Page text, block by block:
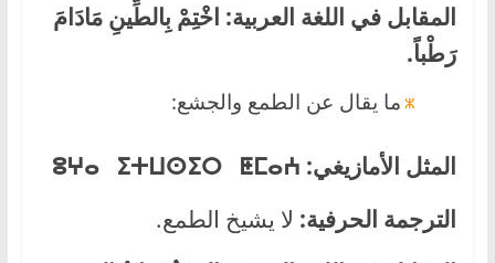
المقابل في اللغة العربية: اخْتِمْ بِالطِّينِ مَادَامَ
رَطْباً.
ما يقال عن الطمع والجشع:
المثل الأمازيغي: ⵓⵖⴰ ⵉⵜⵡⵙⵉⵔ ⵟⵎⴰⵄ
الترجمة الحرفية: لا يشيخ الطمع.